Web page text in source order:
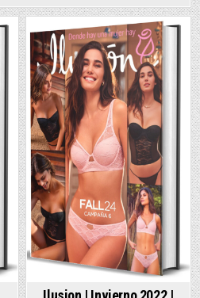
Posted
in